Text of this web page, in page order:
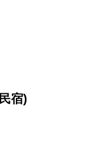
宿)